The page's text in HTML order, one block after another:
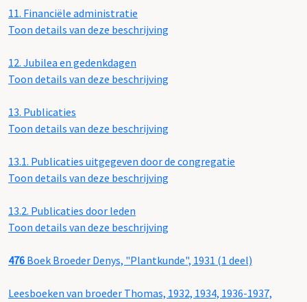
11. Financiële administratie
Toon details van deze beschrijving
12. Jubilea en gedenkdagen
Toon details van deze beschrijving
13. Publicaties
Toon details van deze beschrijving
13.1. Publicaties uitgegeven door de congregatie
Toon details van deze beschrijving
13.2. Publicaties door leden
Toon details van deze beschrijving
476 Boek Broeder Denys, "Plantkunde", 1931 (1 deel)
Leesboeken van broeder Thomas, 1932, 1934, 1936-1937,